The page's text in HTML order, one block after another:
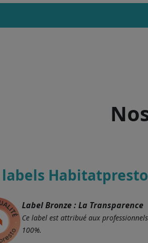
labels
Label Bronze : La Transparence
Ce label est attribué aux
100%.